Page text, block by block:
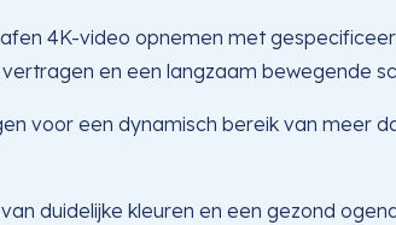
4K-video opnemen met
en een langzaam bewegende
voor een dynamisch bereik van meer
duidelijke kleuren en een gezond